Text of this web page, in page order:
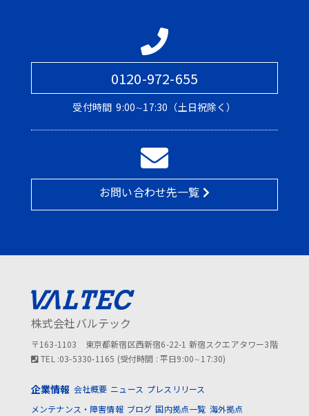
0120-972-655
受付時間 9:00∼17:30（土日祝除く）
お問い合わせ先一覧
株式会社バルテック
〒163-1103 東京都新宿区西新宿6-22-1 新宿スクエアタワー3階
TEL :03-5330-1165 (受付時間 : 平日9:00∼17:30)
企業情報 会社概要 ニュース プレスリリース
メンテナンス・障害情報 ブログ 国内拠点一覧 海外拠点